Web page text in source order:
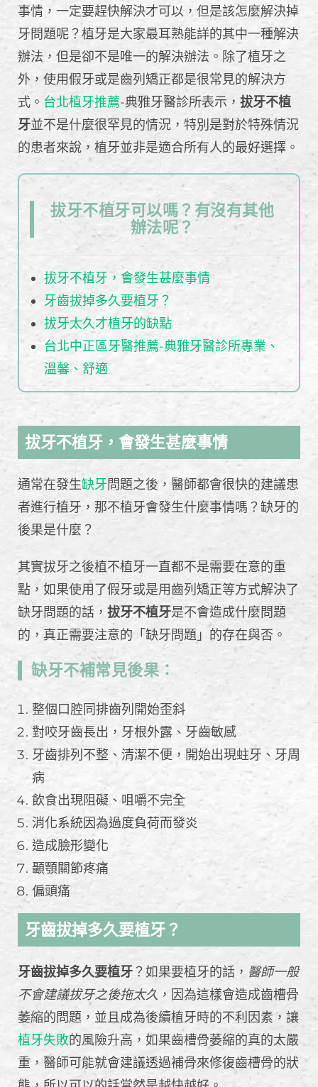
事情，一定要趕快解決才可以，但是該怎麼解決掉
牙問題呢？植牙是大家最耳熟能詳的其中一種解決
辦法，但是卻不是唯一的解決辦法。除了植牙之
外，使用假牙或是齒列矯正都是很常見的解決方
式。 台北植牙推薦-典雅牙醫診所表示， 拔牙不植
牙並不是什麼很罕見的情況，特別是對於特殊情況
的患者來說，植牙並非是適合所有人的最好選擇。
拔牙不植牙可以嗎？有沒有其他
辦法呢？
拔牙不植牙，會發生甚麼事情
牙齒拔掉多久要植牙？
拔牙太久才植牙的缺點
台北中正區牙醫推薦-典雅牙醫診所專業、
溫馨、舒適
拔牙不植牙，會發生甚麼事情
通常在發生缺牙問題之後，醫師都會很快的建議患
者進行植牙，那不植牙會發生什麼事情嗎？缺牙的
後果是什麼？
其實拔牙之後植不植牙一直都不是需要在意的重
點，如果使用了假牙或是用齒列矯正等方式解決了
缺牙問題的話， 拔牙不植牙是不會造成什麼問題
的，真正需要注意的「缺牙問題」的存在與否。
缺牙不補常見後果：
整個口腔同排齒列開始歪斜
對咬牙齒長出，牙根外露、牙齒敏感
牙齒排列不整、清潔不便，開始出現蛀牙、牙周
病
飲食出現阻礙、咀嚼不完全
消化系統因為過度負荷而發炎
造成臉形變化
顳顎關節疼痛
偏頭痛
牙齒拔掉多久要植牙？
牙齒拔掉多久要植牙？如果要植牙的話， 醫師一般
不會建議拔牙之後拖太久 ，因為這樣會造成齒槽骨
萎縮的問題，並且成為後續植牙時的不利因素，讓
植牙失敗的風險升高，如果齒槽骨萎縮的真的太嚴
重，醫師可能就會建議透過補骨來修復齒槽骨的狀